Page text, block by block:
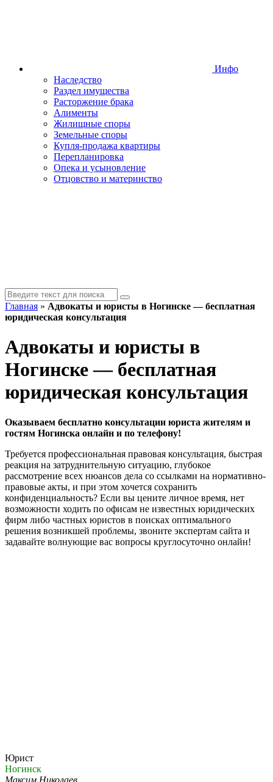
Инфо
Наследство
Раздел имущества
Расторжение брака
Алименты
Жилищные споры
Земельные споры
Купля-продажа квартиры
Перепланировка
Опека и усыновление
Отцовство и материнство
Главная » Адвокаты и юристы в Ногинске — бесплатная
юридическая консультация
Адвокаты и юристы в
Ногинске — бесплатная
юридическая консультация
Оказываем бесплатно консультации юриста жителям и
гостям Ногинска онлайн и по телефону!
Требуется профессиональная правовая консультация, быстрая
реакция на затруднительную ситуацию, глубокое
рассмотрение всех нюансов дела со ссылками на нормативно-
правовые акты, и при этом хочется сохранить
конфиденциальность? Если вы цените личное время, нет
возможности ходить по офисам не известных юридических
фирм либо частных юристов в поисках оптимального
решения возникшей проблемы, звоните экспертам сайта и
задавайте волнующие вас вопросы круглосуточно онлайн!
Юрист
Ногинск
Максим Николаев